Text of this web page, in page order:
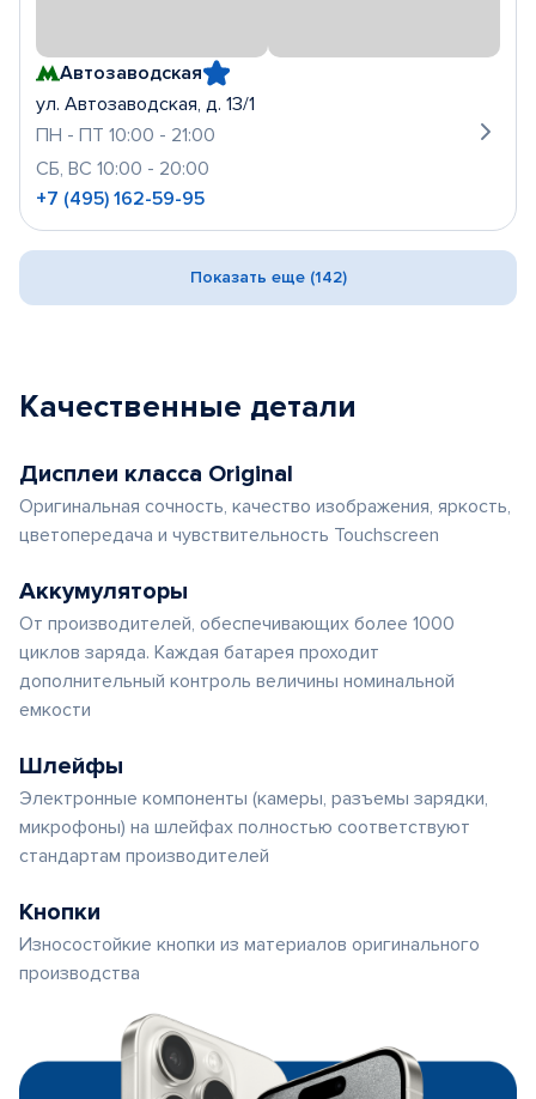
Автозаводская
ул. Автозаводская, д. 13/1
ПН - ПТ 10:00 - 21:00
СБ, ВС 10:00 - 20:00
+7 (495) 162-59-95
Показать еще (142)
Качественные детали
Дисплеи класса Original
Оригинальная сочность, качество изображения, яркость,
цветопередача и чувствительность Touchscreen
Аккумуляторы
От производителей, обеспечивающих более 1000
циклов заряда. Каждая батарея проходит
дополнительный контроль величины номинальной
емкости
Шлейфы
Электронные компоненты (камеры, разъемы зарядки,
микрофоны) на шлейфах полностью соответствуют
стандартам производителей
Кнопки
Износостойкие кнопки из материалов оригинального
производства